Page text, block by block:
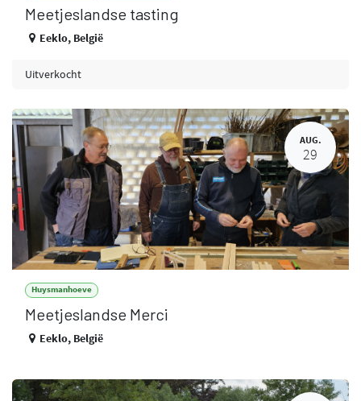
Meetjeslandse tasting
Eeklo, België
Uitverkocht
AUG.
29
Huysmanhoeve
Meetjeslandse Merci
Eeklo, België